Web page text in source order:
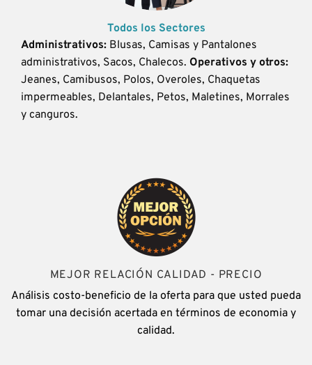
Todos los Sectores
Administrativos: Blusas, Camisas y Pantalones
administrativos, Sacos, Chalecos. Operativos y otros:
Jeanes, Camibusos, Polos, Overoles, Chaquetas
impermeables, Delantales, Petos, Maletines, Morrales
y canguros.
MEJOR RELACIÓN CALIDAD - PRECIO
Análisis costo-beneficio de la oferta para que usted pueda
tomar una decisión acertada en términos de economia y
calidad.